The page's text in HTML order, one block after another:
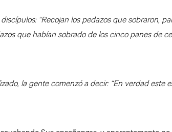
“Recojan los pedazos que sobraron,
que habían sobrado de los cinco panes de
la gente comenzó a decir: “En verdad este